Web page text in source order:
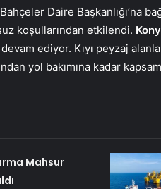
Daire Başkanlığı’na
koşullarından etkilendi.
ediyor. Kıyı peyzaj
yol bakımına kadar
Mahsur